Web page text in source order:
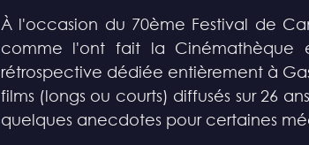
À l'occasion du 70ème Festival de
comme l'ont fait la Cinémathèque
rétrospective dédiée entièrement à
films (longs ou courts) diffusés sur 26
quelques anecdotes pour certaines